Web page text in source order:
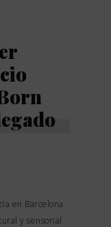
en Barcelona
y sensorial